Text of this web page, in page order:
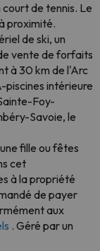
de tennis. Le
proximité.
de ski, un
vente de forfaits
à 30 km de l'Arc
piscines intérieure
Foy-
Savoie, le
fille ou fêtes
cet
à la propriété
de payer
aux
. Géré par un